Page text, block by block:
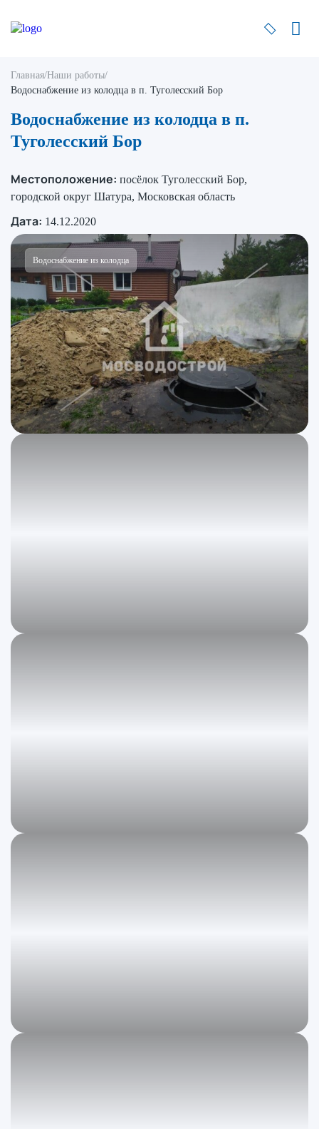
Главная/Наши работы/
Водоснабжение из колодца в п. Туголесский Бор
Водоснабжение из колодца в п.
Туголесский Бор
Местоположение: посёлок Туголесский Бор,
городской округ Шатура, Московская область
Дата: 14.12.2020
Водоснабжение из колодца